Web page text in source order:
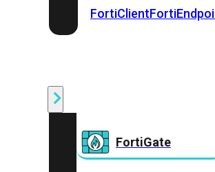
FortiClient
FortiGate